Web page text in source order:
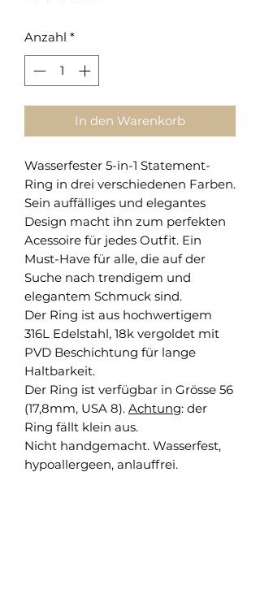
Anzahl *
In den Warenkorb
Wasserfester 5-in-1 Statement-
Ring in drei verschiedenen Farben.
Sein auffälliges und elegantes
Design macht ihn zum perfekten
Acessoire für jedes Outfit. Ein
Must-Have für alle, die auf der
Suche nach trendigem und
elegantem Schmuck sind.
Der Ring ist aus hochwertigem
316L Edelstahl, 18k vergoldet mit
PVD Beschichtung für lange
Haltbarkeit.
Der Ring ist verfügbar in Grösse 56
(17,8mm, USA 8). Achtung: der
Ring fällt klein aus.
Nicht handgemacht. Wasserfest,
hypoallergeen, anlauffrei.